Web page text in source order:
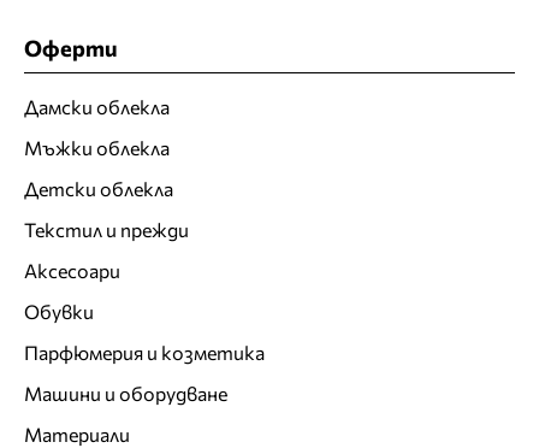
Оферти
Дамски облекла
Мъжки облекла
Детски облекла
Текстил и прежди
Аксесоари
Обувки
Парфюмерия и козметика
Машини и оборудване
Материали